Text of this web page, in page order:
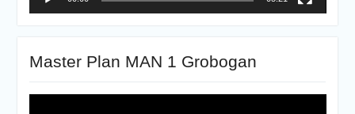
Master Plan MAN 1 Grobogan